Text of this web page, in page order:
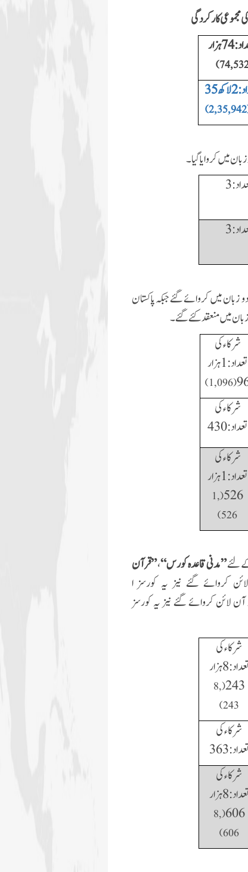
شرکاء کی تعداد:74 ہزار
74,
)
شرکاء کی تعداد:2 لاکھ 35
2, 35, 942
)
میں کروایا گیا۔
3
3
زبان میں کروائے گئے جبکہ پاکستان
میں منعقد کئے گئے۔
شرکاء کی
تعداد:1 ہزار
(
1, 096
)
شرکاء کی
تعداد:430
شرکاء کی
تعداد:1 ہزار
526
(
1,
526
)
لئے”مدنی قاعدہ کورس“،”قرآن
کروائے گئے نیز یہ کورسز ا
آن لائن کروائے گئے نیز یہ کورسز
شرکاء کی
تعداد: 8 ہزار
243
(
8,
243
)
شرکاء کی
363
شرکاء کی
تعداد: 8 ہزار
606
(
8,
606
)